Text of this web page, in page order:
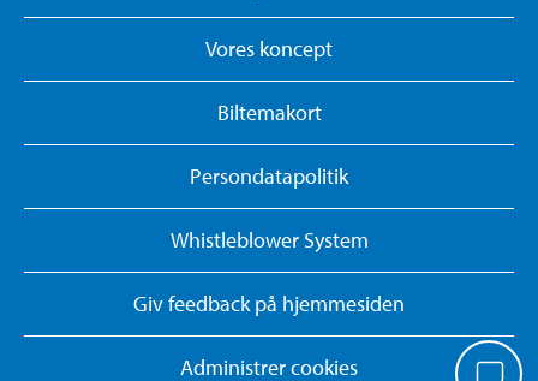
Vores koncept
Biltemakort
Persondatapolitik
Whistleblower System
Giv feedback på hjemmesiden
Administrer cookies